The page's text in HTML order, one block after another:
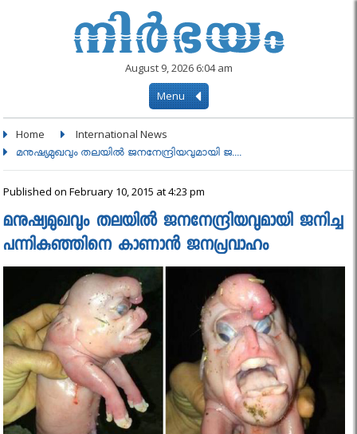
August 9, 2026 6:04 am
Menu
Home International News
മനുഷ്യമുഖവും തലയില്‍ ജനനേന്ദ്രിയവുമായി ജ....
Published on February 10, 2015 at 4:23 pm
മനുഷ്യമുഖവും തലയില്‍ ജനനേന്ദ്രിയവുമായി ജനിച്ച
പന്നികുഞ്ഞിനെ കാണാൻ ജനപ്രവാഹം